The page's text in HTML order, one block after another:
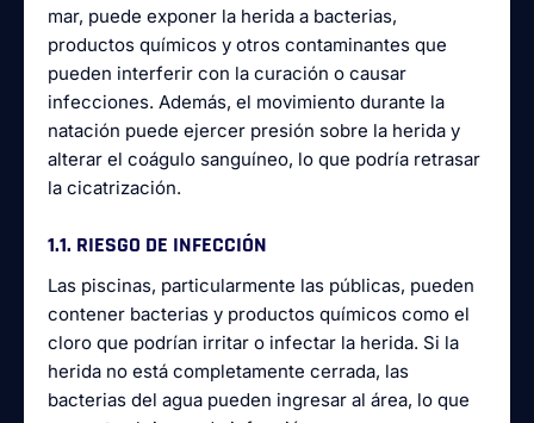
mar, puede exponer la herida a bacterias,
productos químicos y otros contaminantes que
pueden interferir con la curación o causar
infecciones. Además, el movimiento durante la
natación puede ejercer presión sobre la herida y
alterar el coágulo sanguíneo, lo que podría retrasar
la cicatrización.
1.1. RIESGO DE INFECCIÓN
Las piscinas, particularmente las públicas, pueden
contener bacterias y productos químicos como el
cloro que podrían irritar o infectar la herida. Si la
herida no está completamente cerrada, las
bacterias del agua pueden ingresar al área, lo que